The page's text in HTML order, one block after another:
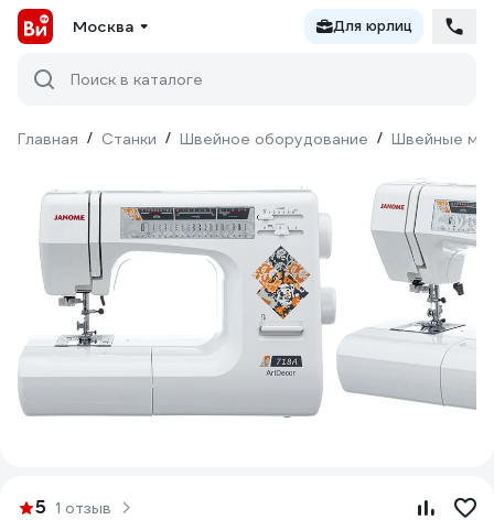
Москва Для юрлиц
Поиск в каталоге
Главная / Станки / Швейное оборудование / Швейные
5 1 отзыв